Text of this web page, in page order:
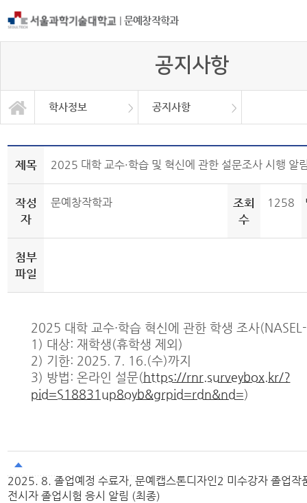
| 문예창작학과
공지사항
학사정보 공지사항
학과소개
교과과정
학사정보
대학원
서식 및 자료
등단 및 수상현황
학사일정
공지사항
공모전 및 취업 홍보
Q＆A
제목 2025 대학 교수·학습 및 혁신에 관한 설문조사 시행 알
작성
자
문예창작학과
조회
수
1258
첨부
파일
2025 대학 교수·학습 혁신에 관한 학생 조사
1) 대상: 재학생(휴학생 제외)
2) 기한: 2025. 7. 16.(수)까지
3) 방법: 온라인 설문(https://rnr.surveybox.kr/?
pid=S18831up8oyb&grpid=rdn&nd=)
2025. 8. 졸업예정 수료자, 문예캡스톤디자인2 미수강자 졸업작
전시자 졸업시험 응시 알림 (최종)